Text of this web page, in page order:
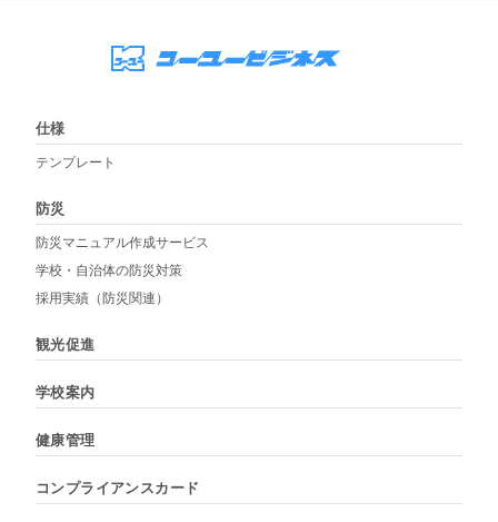
仕様
テンプレート
防災
防災マニュアル作成サービス
学校・自治体の防災対策
採用実績（防災関連）
観光促進
学校案内
健康管理
コンプライアンスカード